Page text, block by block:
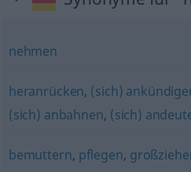
nehmen
heranrücken, (sich)
(sich) anbahnen, (sich)
bemuttern, pflegen,